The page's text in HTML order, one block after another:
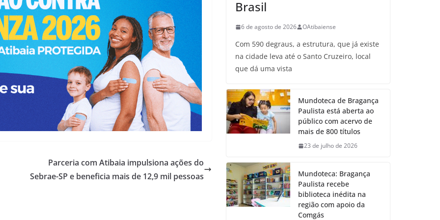
Parceria com Atibaia impulsiona ações do
Sebrae-SP e beneficia mais de 12,9 mil pessoas
Brasil
6 de agosto de 2026 OAtibaiense
Com 590 degraus, a estrutura, que já existe
na cidade leva até o Santo Cruzeiro, local
que dá uma vista
Mundoteca de Bragança
Paulista está aberta ao
público com acervo de
mais de 800 títulos
23 de julho de 2026
Mundoteca: Bragança
Paulista recebe
biblioteca inédita na
região com apoio da
Comgás